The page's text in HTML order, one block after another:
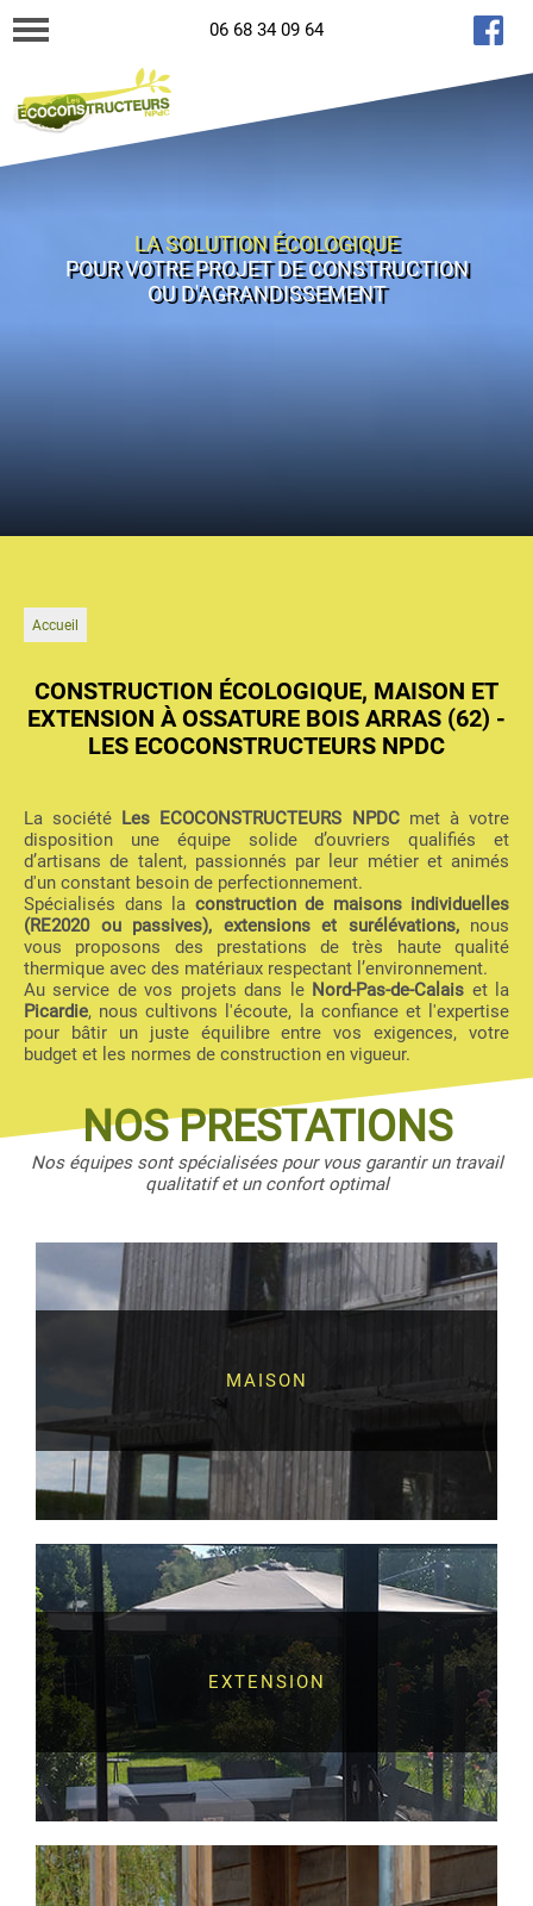
06 68 34 09 64
LA SOLUTION ÉCOLOGIQUE
POUR VOTRE PROJET DE CONSTRUCTION
OU D'AGRANDISSEMENT
Accueil
CONSTRUCTION ÉCOLOGIQUE, MAISON ET
EXTENSION À OSSATURE BOIS ARRAS (62) -
LES ECOCONSTRUCTEURS NPDC
La société Les ECOCONSTRUCTEURS NPDCmet à votre
disposition une équipe solide d’ouvriers qualifiés et
d’artisans de talent, passionnés par leur métier et animés
d'un constant besoin de perfectionnement.
Spécialisés dans la construction de maisons individuelles
(RE2020 ou passives), extensions et surélévations,nous
vous proposons des prestations de très haute qualité
thermique avec des matériaux respectant l’environnement.
Au service de vos projets dans le Nord-Pas-de-Calais et la
Picardie, nous cultivons l'écoute, la confiance et l'expertise
pour bâtir un juste équilibre entre vos exigences, votre
budget et les normes de construction en vigueur.
NOS PRESTATIONS
Nos équipes sont spécialisées pour vous garantir un travail
qualitatif et un confort optimal
MAISON
EXTENSION